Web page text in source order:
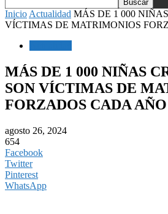
Inicio Actualidad MÁS DE 1 000
VÍCTIMAS DE MATRIMONIOS
MÁS DE 1 000 NIÑAS
SON VÍCTIMAS DE
FORZADOS CADA AÑO
agosto 26, 2024
654
Facebook
Twitter
Pinterest
WhatsApp